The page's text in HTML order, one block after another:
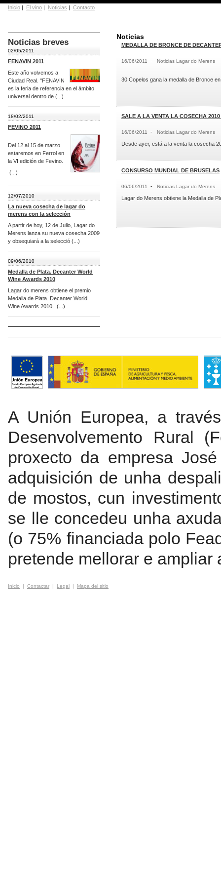
Inicio | El vino | Noticias | Contacto
Noticias breves
02/05/2011
FENAVIN 2011
Este año volvemos a
Ciudad Real. "FENAVIN
es la feria de referencia en el ámbito
universal dentro de (...)
18/02/2011
FEVINO 2011
Del 12 al 15 de marzo
estaremos en Ferrol en
la VI edición de Fevino.
(...)
12/07/2010
La nueva cosecha de lagar do
merens con la selección
A partir de hoy, 12 de Julio, Lagar do
Merens lanza su nueva cosecha 2009
y obsequiará a la selecció (...)
09/06/2010
Medalla de Plata. Decanter World
Wine Awards 2010
Lagar do merens obtiene el premio
Medalla de Plata. Decanter World
Wine Awards 2010. (...)
Noticias
MEDALLA DE BRONCE DE
16/06/2011 - Noticias Lagar do Merens
30 Copelos gana la medalla de Bronce
SALE A LA VENTA LA COSECHA
16/06/2011 - Noticias Lagar do Merens
Desde ayer, está a la venta la cosecha
CONSURSO MUNDIAL DE BRUSELAS
06/06/2011 - Noticias Lagar do Merens
Lagar do Merens obtiene la Medalla de
A Unión Europea, a
Desenvolvemento Rural
proxecto da empresa
adquisición de unha
de mostos, cun
se lle concedeu unha
(o 75% financiada polo
pretende mellorar e
Inicio | Contactar | Legal | Mapa del sitio